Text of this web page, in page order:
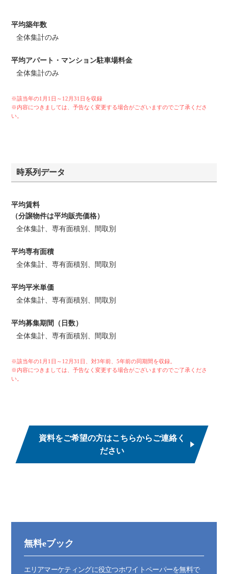
平均築年数
全体集計のみ
平均アパート・マンション駐車場料金
全体集計のみ
※該当年の1月1日～12月31日を収録
※内容につきましては、予告なく変更する場合がございますのでご了承くださ
い。
時系列データ
平均賃料
（分譲物件は平均販売価格）
全体集計、専有面積別、間取別
平均専有面積
全体集計、専有面積別、間取別
平均平米単価
全体集計、専有面積別、間取別
平均募集期間（日数）
全体集計、専有面積別、間取別
※該当年の1月1日～12月31日、対3年前、5年前の同期間を収録。
※内容につきましては、予告なく変更する場合がございますのでご了承くださ
い。
資料をご希望の方はこちらからご連絡く
ださい
無料eブック
エリアマーケティングに役立つホワイトペーパーを無料で